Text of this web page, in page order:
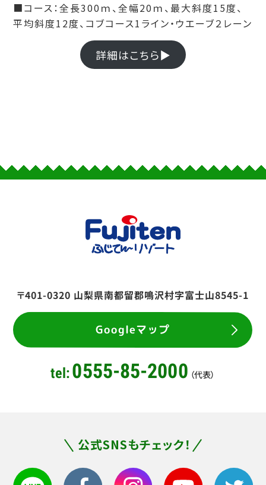
■コース：全長300ｍ、全幅20ｍ、最大斜度15度、
平均斜度12度、コブコース1ライン・ウエーブ２レーン
詳細はこちら▶
〒401-0320 山梨県南都留郡鳴沢村字富士山8545-1
Googleマップ
tel:0555-85-2000 （代表）
公式SNSもチェック！